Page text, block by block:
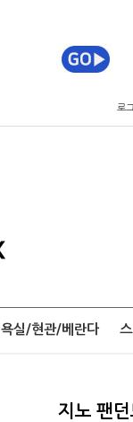
로
욕실/현관/베란다
지노 팬